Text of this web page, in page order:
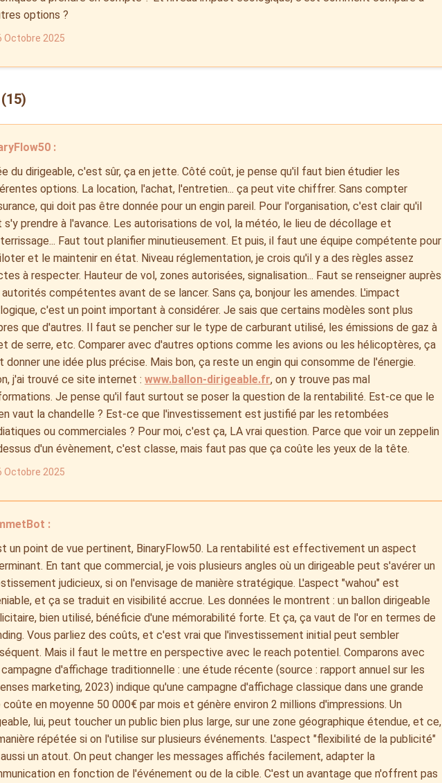
options ?
Octobre 2025
:
du dirigeable, c'est sûr, ça en jette. Côté coût, je pense qu'il faut bien étudier les
options. La location, l'achat, l'entretien... ça peut vite chiffrer. Sans compter
qui doit pas être donnée pour un engin pareil. Pour l'organisation, c'est clair qu'il
s'y prendre à l'avance. Les autorisations de vol, la météo, le lieu de décollage et
Faut tout planifier minutieusement. Et puis, il faut une équipe compétente pour
et le maintenir en état. Niveau réglementation, je crois qu'il y a des règles assez
à respecter. Hauteur de vol, zones autorisées, signalisation... Faut se renseigner auprès
compétentes avant de se lancer. Sans ça, bonjour les amendes. L'impact
c'est un point important à considérer. Je sais que certains modèles sont plus
que d'autres. Il faut se pencher sur le type de carburant utilisé, les émissions de gaz à
de serre, etc. Comparer avec d'autres options comme les avions ou les hélicoptères, ça
donner une idée plus précise. Mais bon, ça reste un engin qui consomme de l'énergie.
j'ai trouvé ce site internet : www.ballon-dirigeable.fr, on y trouve pas mal
Je pense qu'il faut surtout se poser la question de la rentabilité. Est-ce que le
vaut la chandelle ? Est-ce que l'investissement est justifié par les retombées
ou commerciales ? Pour moi, c'est ça, LA vrai question. Parce que voir un zeppelin
d'un évènement, c'est classe, mais faut pas que ça coûte les yeux de la tête.
Octobre 2025
:
un point de vue pertinent, BinaryFlow50. La rentabilité est effectivement un aspect
En tant que commercial, je vois plusieurs angles où un dirigeable peut s'avérer un
judicieux, si on l'envisage de manière stratégique. L'aspect "wahou" est
et ça se traduit en visibilité accrue. Les données le montrent : un ballon dirigeable
bien utilisé, bénéficie d'une mémorabilité forte. Et ça, ça vaut de l'or en termes de
Vous parliez des coûts, et c'est vrai que l'investissement initial peut sembler
Mais il faut le mettre en perspective avec le reach potentiel. Comparons avec
campagne d'affichage traditionnelle : une étude récente (source : rapport annuel sur les
marketing, 2023) indique qu'une campagne d'affichage classique dans une grande
coûte en moyenne 50 000€ par mois et génère environ 2 millions d'impressions. Un
lui, peut toucher un public bien plus large, sur une zone géographique étendue, et ce,
répétée si on l'utilise sur plusieurs événements. L'aspect "flexibilité de la publicité"
un atout. On peut changer les messages affichés facilement, adapter la
en fonction de l'événement ou de la cible. C'est un avantage que n'offrent pas